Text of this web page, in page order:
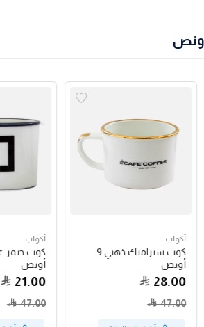
أكواب
كوب سيراميك ذهبي 9
أونص
28.00
47.00
أكواب
أونص
21.00
47.00